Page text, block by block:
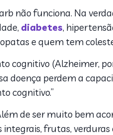
não funciona. Na
diabetes,
e quem tem
cognitivo (Alzheimer,
doença perdem a
cognitivo.”
de ser muito bem
frutas,